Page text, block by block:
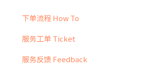
下单流程 How To
服务工单 Ticket
服务反馈 Feedback